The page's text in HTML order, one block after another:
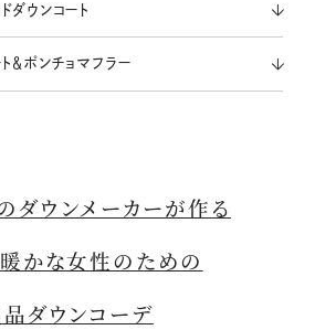
ダウンコート
＆ポンチョマフラー
ダウンメーカーが作る
かな女性のための
ダウンコーデ